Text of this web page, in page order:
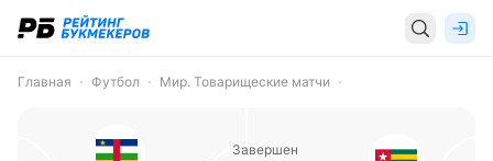
Главная Футбол Мир. Товарищеские матчи
Завершен